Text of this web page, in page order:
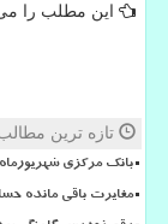
این مطلب را
تازه ترین
بانک مرکزی
مغایرت باقی مانده حساب های